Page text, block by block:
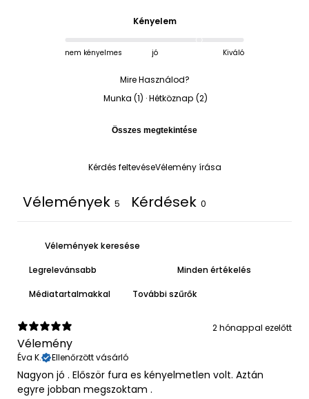
Kényelem
nem kényelmes jó Kiváló
Mire Használod?
Munka (1) ·Hétköznap (2)
Összes megtekintése
Kérdés feltevéseVélemény írása
Vélemények 5 Kérdések 0
Médiatartalmakkal További szűrők
2 hónappal ezelőtt
Vélemény
Éva K. Ellenőrzött vásárló
Nagyon jó . Először fura es kényelmetlen volt. Aztán
egyre jobban megszoktam .